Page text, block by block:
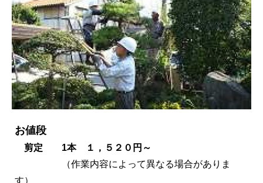
お値段
剪定 1本 １，５２０円～
（作業内容によって異なる場合がありま
す）